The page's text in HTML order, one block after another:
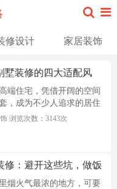
修设计 家居装饰
墅装修的四大适配风
舒适兼具
端住宅，凭借开阔的空间
，成为不少人追求的居住
浏览次数：3143次
修：避开这些坑，做饭
烟火气最浓的地方，可要